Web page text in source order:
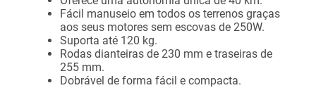
Fácil manuseio em todos os terrenos graças
aos seus motores sem escovas de 250W.
Suporta até 120 kg.
Rodas dianteiras de 230 mm e traseiras de
255 mm.
Dobrável de forma fácil e compacta.